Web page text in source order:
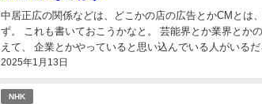
2025年1月13日
中居正広の関係などは、どこかの店の広告とかCMとは
ず。 これも書いておこうかなと。 芸能界とか業界とかのテレビとか そういうので、本気で私で考
えて、 企業とかやっていると思い込んでいる人がいるだろうから。 今回の見る
ど、 おそらくというか、いつも通りだったら、 ...
NHK